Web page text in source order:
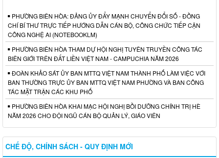
PHƯỜNG BIÊN HÒA: ĐẢNG ỦY ĐẨY MẠNH CHUYỂN ĐỔI SỐ - ĐỒNG
CHÍ BÍ THƯ TRỰC TIẾP HƯỚNG DẪN CÁN BỘ, CÔNG CHỨC TIẾP CẬN
CÔNG NGHỆ AI (NOTEBOOKLM)
PHƯỜNG BIÊN HÒA THAM DỰ HỘI NGHỊ TUYÊN TRUYỀN CÔNG TÁC
BIÊN GIỚI TRÊN ĐẤT LIỀN VIỆT NAM - CAMPUCHIA NĂM 2026
ĐOÀN KHẢO SÁT ỦY BAN MTTQ VIỆT NAM THÀNH PHỐ LÀM VIỆC VỚI
BAN THƯỜNG TRỰC ỦY BAN MTTQ VIỆT NAM PHƯỜNG VÀ BAN CÔNG
TÁC MẶT TRẬN CÁC KHU PHỐ
PHƯỜNG BIÊN HÒA KHAI MẠC HỘI NGHỊ BỒI DƯỠNG CHÍNH TRỊ HÈ
NĂM 2026 CHO ĐỘI NGŨ CÁN BỘ QUẢN LÝ, GIÁO VIÊN
CHẾ ĐỘ, CHÍNH SÁCH - QUY ĐỊNH MỚI